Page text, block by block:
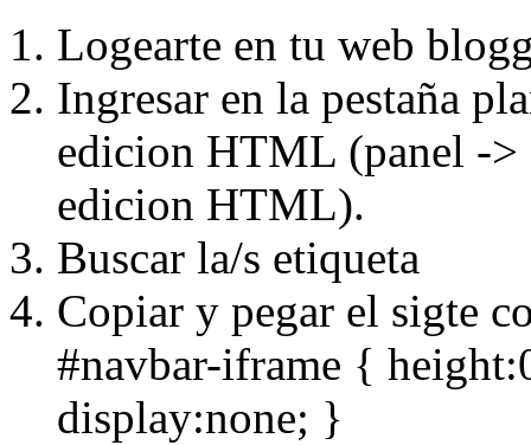
Logearte en tu web
Ingresar en la pestaña
edicion HTML (panel -
edicion HTML).
Buscar la/s etiqueta
Copiar y pegar el sigte
#navbar-iframe {
display:none; }